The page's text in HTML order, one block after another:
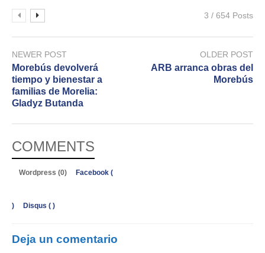
3 / 654 Posts
NEWER POST
Morebús devolverá
tiempo y bienestar a
familias de Morelia:
Gladyz Butanda
OLDER POST
ARB arranca obras del
Morebús
COMMENTS
Wordpress (0) Facebook (
) Disqus ( )
Deja un comentario